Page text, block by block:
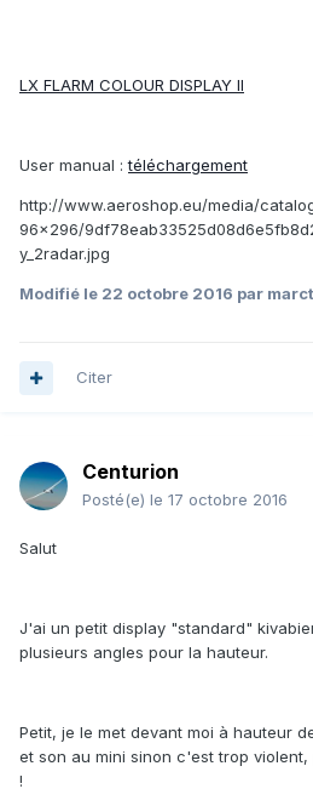
LX FLARM COLOUR DISPLAY II
User manual :téléchargement
http://www.aeroshop.eu/media/
96x296/
y_2radar.jpg
Modifié le 22 octobre 2016 par
Citer
Centurion
Posté(e) le 17 octobre 2016
Salut
J'ai un petit display "standard"
plusieurs angles pour la hauteur.
Petit, je le met devant moi à hauteur
et son au mini sinon c'est trop
!